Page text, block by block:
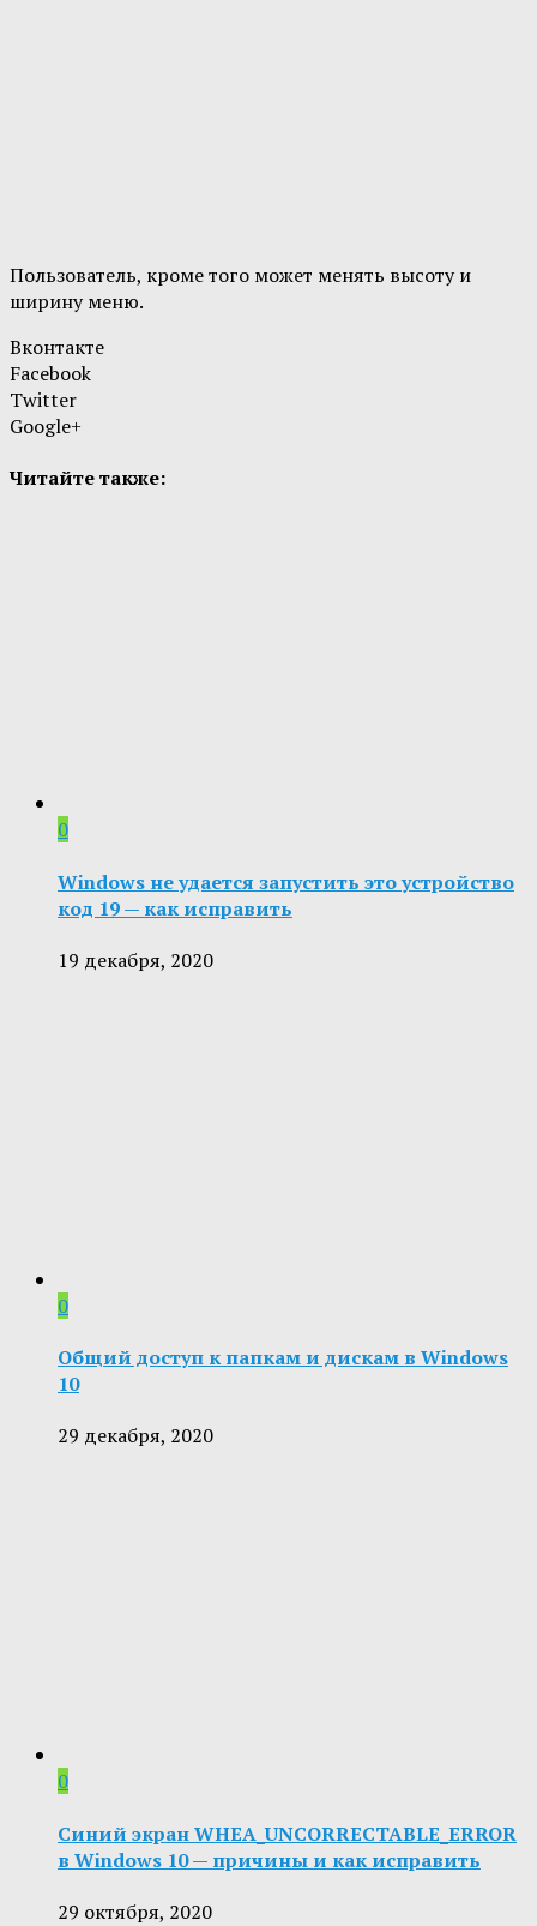
Пользователь, кроме того может менять высоту и
ширину меню.
Вконтакте
Facebook
Twitter
Google+
Читайте также:
0
Windows не удается запустить это устройство
код 19 — как исправить
19 декабря, 2020
0
Общий доступ к папкам и дискам в Windows
10
29 декабря, 2020
0
Синий экран WHEA_UNCORRECTABLE_ERROR
в Windows 10 — причины и как исправить
29 октября, 2020